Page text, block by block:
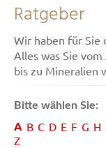
Ratgeber
Wir haben für Sie
Alles was Sie
bis zu Mineralien
Bitte wählen Sie:
A B C D E F G H
Z